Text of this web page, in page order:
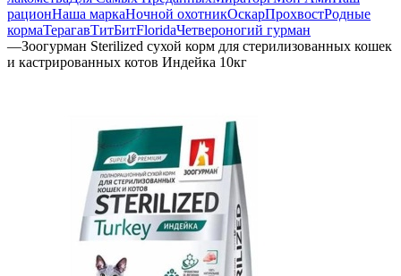
рационНаша маркаНочной охотникОскарПрохвостРодные
кормаТерагавТитБитFloridaЧетвероногий гурман
—Зоогурман Sterilized сухой корм для стерилизованных кошек
и кастрированных котов Индейка 10кг